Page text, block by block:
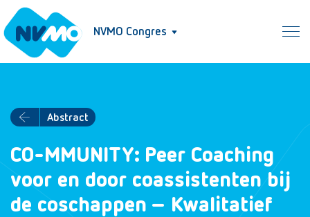
NVMO Congres
Abstract
CO-MMUNITY: Peer Coaching
voor en door coassistenten bij
de coschappen – Kwalitatief